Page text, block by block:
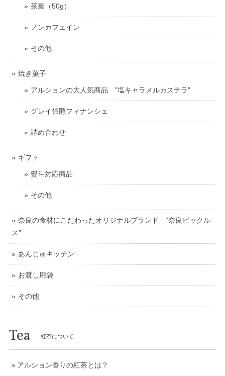
茶葉（50g）
ノンカフェイン
その他
焼き菓子
アルションの大人気商品 ”塩キャラメルカステラ”
グレイ伯爵フィナンシェ
詰め合わせ
ギフト
熨斗対応商品
その他
奈良の食材にこだわったオリジナルブランド “奈良ピックル
ス”
あんじゅキッチン
お渡し用袋
その他
Tea 紅茶について
アルション香りの紅茶とは？